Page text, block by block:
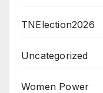
TNElection2026
Uncategorized
Women Power